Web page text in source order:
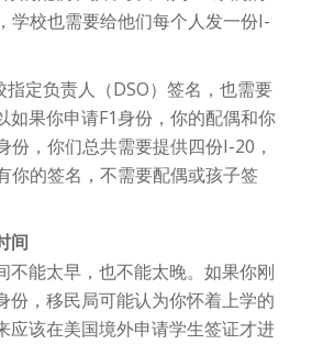
学校也需要给他们每个人发一份I-
定负责人（DSO）签名，也需要
如果你申请F1身份，你的配偶和你
份，你们总共需要提供四份I-20，
你的签名，不需要配偶或孩子签
间
不能太早，也不能太晚。如果你刚
份，移民局可能认为你怀着上学的
应该在美国境外申请学生签证才进